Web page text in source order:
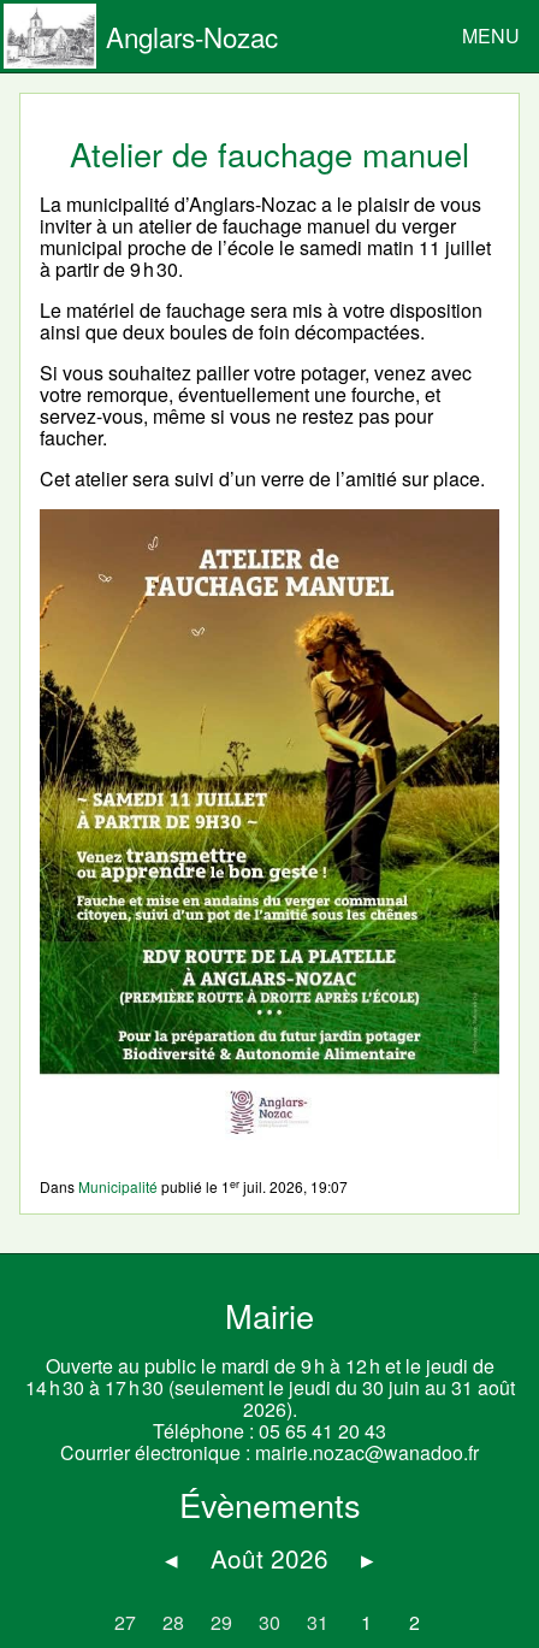
Anglars-Nozac MENU
Atelier de fauchage manuel
La municipalité d’Anglars-Nozac a le plaisir de vous
inviter à un atelier de fauchage manuel du verger
municipal proche de l’école le samedi matin 11 juillet
à partir de 9 h 30.
Le matériel de fauchage sera mis à votre disposition
ainsi que deux boules de foin décompactées.
Si vous souhaitez pailler votre potager, venez avec
votre remorque, éventuellement une fourche, et
servez-vous, même si vous ne restez pas pour
faucher.
Cet atelier sera suivi d’un verre de l’amitié sur place.
DansMunicipalitépublié le 1er juil. 2026, 19:07
Mairie
Ouverte au public le mardi de 9 h à 12 h et le jeudi de
14 h 30 à 17 h 30 (seulement le jeudi du 30 juin au 31 août
2026).
Téléphone : 05 65 41 20 43
Courrier électronique : mairie.nozac@wanadoo.fr
Évènements
◂ Août 2026 ▸
27 28 29 30 31 1
2